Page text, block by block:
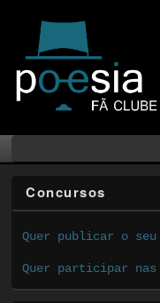
Concursos
Quer publicar o
Quer participar nas